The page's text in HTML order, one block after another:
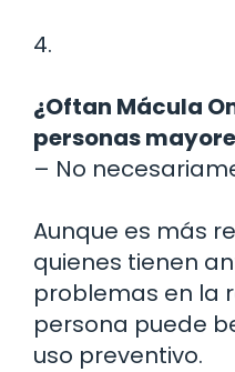
4.
¿Oftan Mácula
personas
– No
Aunque es más
quienes tienen
problemas en la
persona puede
uso preventivo.